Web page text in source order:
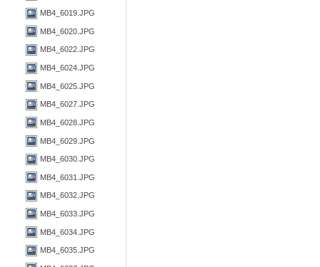
MB4_6019.JPG
MB4_6020.JPG
MB4_6022.JPG
MB4_6024.JPG
MB4_6025.JPG
MB4_6027.JPG
MB4_6028.JPG
MB4_6029.JPG
MB4_6030.JPG
MB4_6031.JPG
MB4_6032.JPG
MB4_6033.JPG
MB4_6034.JPG
MB4_6035.JPG